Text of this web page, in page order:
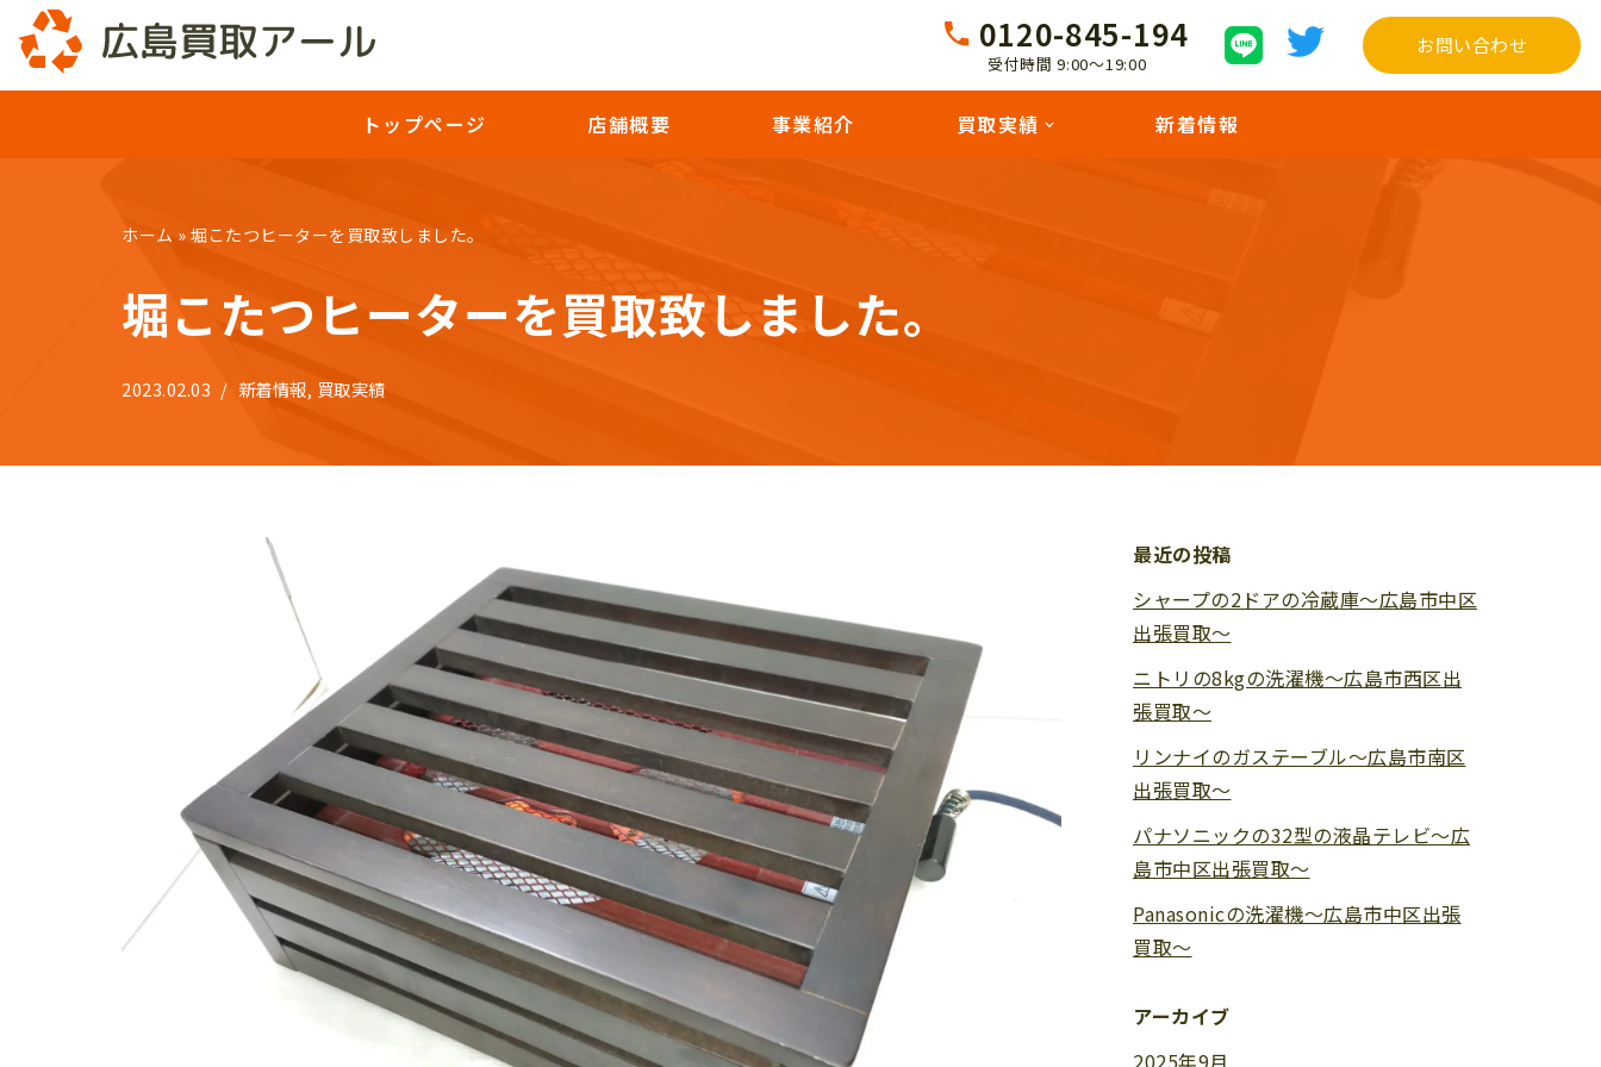
コ
ン
ン
0120-845-194
受付時間 9:00〜19:00
お問い合わせ
トップページ 店舗概要 事業紹介 買取実績 新着情報
ホーム » 堀こたつヒーターを買取致しました。
堀こたつヒーターを買取致しました。
2023.02.03 新着情報, 買取実績
最近の投稿
シャープの2ドアの冷蔵庫〜広島市中区
出張買取〜
ニトリの8kgの洗濯機〜広島市西区出
張買取〜
リンナイのガステーブル〜広島市南区
出張買取〜
パナソニックの32型の液晶テレビ〜広
島市中区出張買取〜
Panasonicの洗濯機〜広島市中区出張
買取〜
アーカイブ
2025年9月